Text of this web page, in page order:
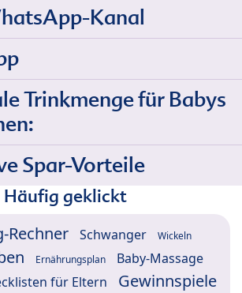
Kanal
Trinkmenge für Babys
Spar-Vorteile
Häufig geklickt
Rechner Schwanger Wickeln
Ernährungsplan Baby-Massage
für Eltern
Gewinnspiele